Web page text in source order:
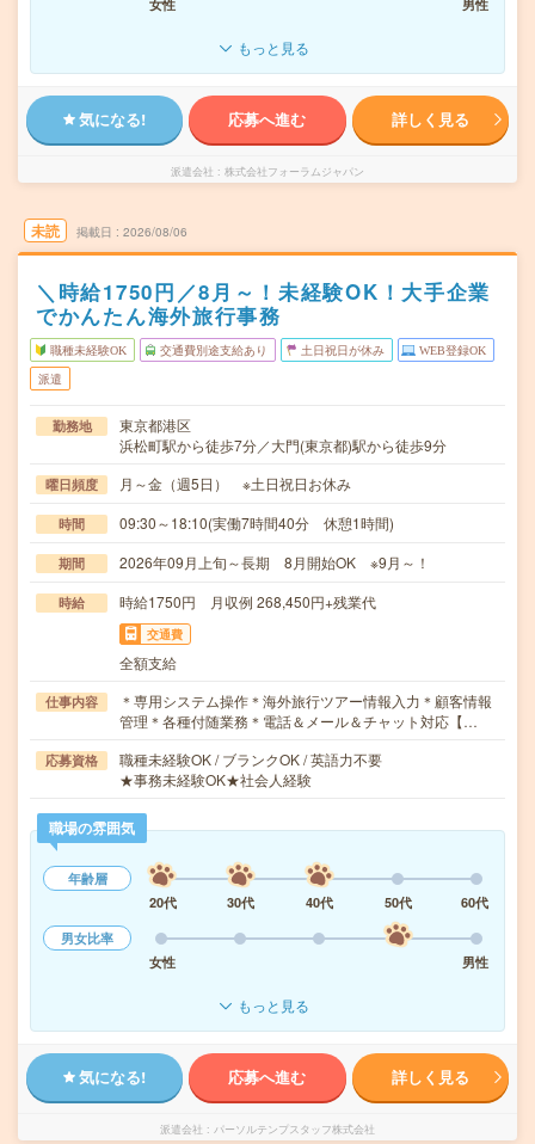
女性 男性
もっと見る
気になる! 応募へ進む 詳しく見る
派遣会社 株式会社フォーラムジャパン
未読 掲載日 2026/08/06
＼時給1750円／8月～！未経験OK！大手企業
でかんたん海外旅行事務
職種未経験OK 交通費別途支給あり 土日祝日が休み WEB登録OK
派遣
勤務地
東京都港区
浜松町駅から徒歩7分／大門(東京都)駅から徒歩9分
曜日頻度 月～金（週5日） ※土日祝日お休み
時間 09:30～18:10(実働7時間40分 休憩1時間)
期間 2026年09月上旬～長期 8月開始OK ※9月～！
時給 時給1750円 月収例 268,450円+残業代
交通費
全額支給
仕事内容
＊専用システム操作＊海外旅行ツアー情報入力＊顧客情報
管理＊各種付随業務＊電話＆メール＆チャット対応【…
応募資格
職種未経験OK / ブランクOK / 英語力不要
★事務未経験OK★社会人経験
職場の雰囲気
年齢層
20代
30代 40代 50代
60代
男女比率
女性
男性
もっと見る
気になる! 応募へ進む 詳しく見る
派遣会社 パーソルテンプスタッフ株式会社